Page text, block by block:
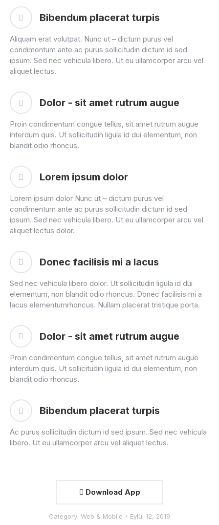
Bibendum placerat turpis
Aliquam erat volutpat. Nunc ut – dictum purus vel
condimentum ante ac purus sollicitudin dictum id sed
ipsum. Sed nec vehicula libero. Ut eu ullamcorper arcu vel
aliquet lectus.
Dolor - sit amet rutrum augue
Proin condimentum congue tellus, sit amet rutrum augue
interdum quis. Ut sollicitudin ligula id dui elementum, non
blandit odio rhoncus.
Lorem ipsum dolor
Lorem ipsum dolor Nunc ut – dictum purus vel
condimentum ante ac purus sollicitudin dictum id sed
ipsum. Sed nec vehicula libero. Ut eu ullamcorper arcu vel
aliquet lectus dolor.
Donec facilisis mi a lacus
Sed nec vehicula libero dolor. Ut sollicitudin ligula id dui
elementum, non blandit odio rhoncus. Donec facilisis mi a
lacus elementumrhoncus. Nullam placerat tristique porta.
Dolor - sit amet rutrum augue
Proin condimentum congue tellus, sit amet rutrum augue
interdum quis. Ut sollicitudin ligula id dui elementum, non
blandit odio rhoncus.
Bibendum placerat turpis
Ac purus sollicitudin dictum id sed ipsum. Sed nec vehicula
libero. Ut eu ullamcorper arcu vel aliquet lectus.
Download App
Category: Web & Mobile Eylül 12, 2019